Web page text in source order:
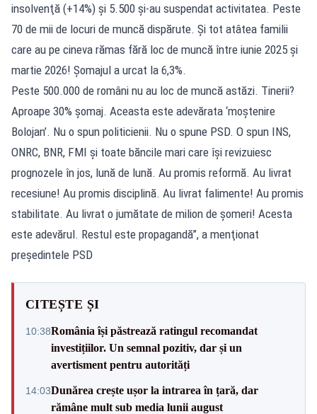
insolvenţă (+14%) şi 5.500 şi-au suspendat activitatea. Peste
70 de mii de locuri de muncă dispărute. Şi tot atâtea familii
care au pe cineva rămas fără loc de muncă între iunie 2025 şi
martie 2026! Şomajul a urcat la 6,3%.
Peste 500.000 de români nu au loc de muncă astăzi. Tinerii?
Aproape 30% şomaj. Aceasta este adevărata ‘moştenire
Bolojan’. Nu o spun politicienii. Nu o spune PSD. O spun INS,
ONRC, BNR, FMI şi toate băncile mari care îşi revizuiesc
prognozele în jos, lună de lună. Au promis reformă. Au livrat
recesiune! Au promis disciplină. Au livrat falimente! Au promis
stabilitate. Au livrat o jumătate de milion de şomeri! Acesta
este adevărul. Restul este propagandă”, a menţionat
preşedintele PSD
CITEȘTE ȘI
10:38România își păstrează ratingul recomandat
investițiilor. Un semnal pozitiv, dar și un
avertisment pentru autorități
14:03Dunărea crește ușor la intrarea în țară, dar
rămâne mult sub media lunii august